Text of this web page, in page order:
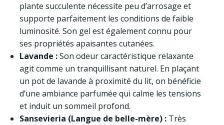
plante succulente nécessite peu d’arrosage et
supporte parfaitement les conditions de faible
luminosité. Son gel est également connu pour
ses propriétés apaisantes cutanées.
Lavande :Son odeur caractéristique relaxante
agit comme un tranquillisant naturel. En plaçant
un pot de lavande à proximité du lit, on bénéficie
d’une ambiance parfumée qui calme les tensions
et induit un sommeil profond.
Sansevieria (Langue de belle-mère) : Très